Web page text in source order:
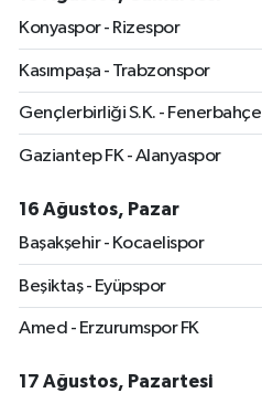
Konyaspor - Rizespor
Kasımpaşa - Trabzonspor
Gençlerbirliği S.K. - Fenerbahçe
Gaziantep FK - Alanyaspor
16 Ağustos, Pazar
Başakşehir - Kocaelispor
Beşiktaş - Eyüpspor
Amed - Erzurumspor FK
17 Ağustos, Pazartesi